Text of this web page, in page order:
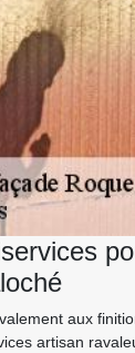
aux
artisan